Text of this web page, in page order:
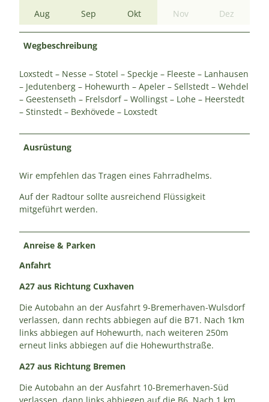
Aug Sep Okt Nov Dez
Wegbeschreibung
Loxstedt – Nesse – Stotel – Speckje – Fleeste – Lanhausen
– Jedutenberg – Hohewurth – Apeler – Sellstedt – Wehdel
– Geestenseth – Frelsdorf – Wollingst – Lohe – Heerstedt
– Stinstedt – Bexhövede – Loxstedt
Ausrüstung
Wir empfehlen das Tragen eines Fahrradhelms.
Auf der Radtour sollte ausreichend Flüssigkeit
mitgeführt werden.
Anreise & Parken
Anfahrt
A27 aus Richtung Cuxhaven
Die Autobahn an der Ausfahrt 9-Bremerhaven-Wulsdorf
verlassen, dann rechts abbiegen auf die B71. Nach 1km
links abbiegen auf Hohewurth, nach weiteren 250m
erneut links abbiegen auf die Hohewurthstraße.
A27 aus Richtung Bremen
Die Autobahn an der Ausfahrt 10-Bremerhaven-Süd